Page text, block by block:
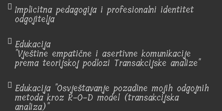
Implicitna pedagogija i profesionalni identitet
odgojitelja
Edukacija
"Vještine empatične i asertivne komunikacije
prema teorijskoj podlozi Transakcijske analize"
Edukacija "Osvještavanje pozadine mojih odgojnih
metoda kroz R-O-D model (transakcijska
analiza)"